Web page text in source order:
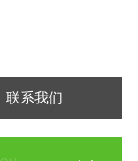
联系我们